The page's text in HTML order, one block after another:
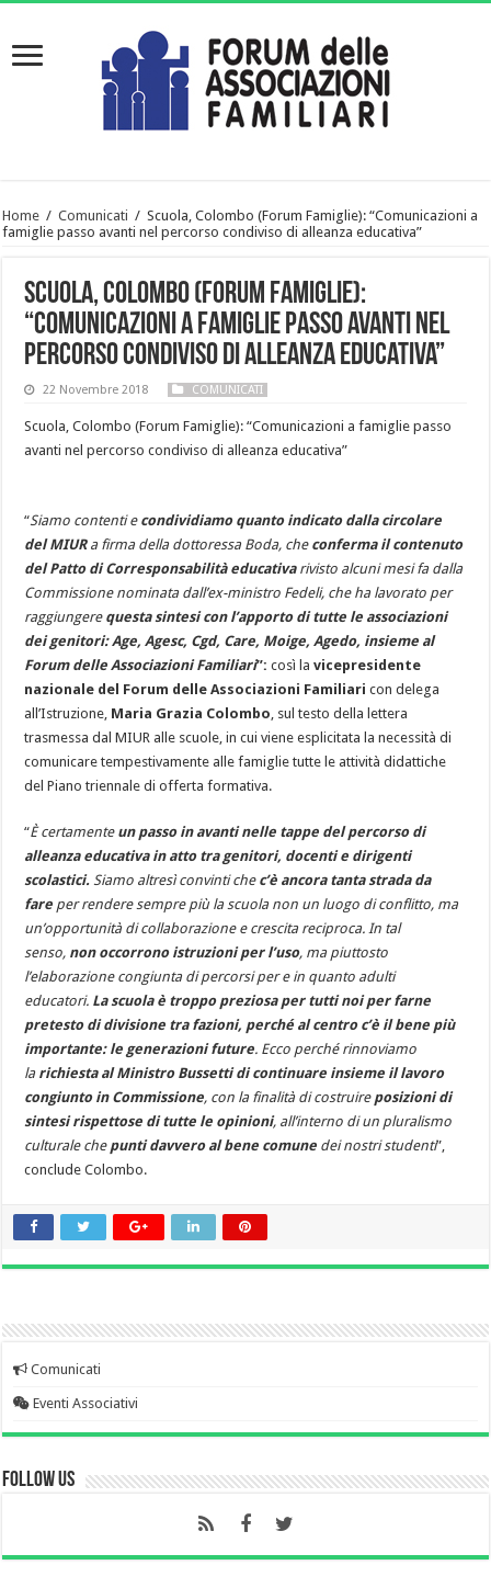
Home / Comunicati / Scuola, Colombo (Forum Famiglie): “Comunicazioni a
famiglie passo avanti nel percorso condiviso di alleanza educativa”
Scuola, Colombo (Forum Famiglie):
“Comunicazioni a famiglie passo avanti nel
percorso condiviso di alleanza educativa”
22 Novembre 2018 COMUNICATI
Scuola, Colombo (Forum Famiglie): “Comunicazioni a famiglie passo
avanti nel percorso condiviso di alleanza educativa”
“Siamo contenti e condividiamo quanto indicato dalla circolare
del MIURa firma della dottoressa Boda, che conferma il contenuto
del Patto di Corresponsabilità educativarivisto alcuni mesi fa dalla
Commissione nominata dall’ex-ministro Fedeli, che ha lavorato per
raggiungere questa sintesi con l’apporto di tutte le associazioni
dei genitori: Age, Agesc, Cgd, Care, Moige, Agedo, insieme al
Forum delle Associazioni Familiari”: così lavicepresidente
nazionale del Forum delle Associazioni Familiari con delega
all’Istruzione, Maria Grazia Colombo , sul testo della lettera
trasmessa dal MIUR alle scuole, in cui viene esplicitata la necessità di
comunicare tempestivamente alle famiglie tutte le attività didattiche
del Piano triennale di offerta formativa.
“È certamente un passo in avanti nelle tappe del percorso di
alleanza educativa in atto tra genitori, docenti e dirigenti
scolastici. Siamo altresì convinti che c’è ancora tanta strada da
fare per rendere sempre più la scuola non un luogo di conflitto, ma
un’opportunità di collaborazione e crescita reciproca. In tal
senso, non occorrono istruzioni per l’uso, ma piuttosto
l’elaborazione congiunta di percorsi per e in quanto adulti
educatori. La scuola è troppo preziosa per tutti noi per farne
pretesto di divisione tra fazioni, perché al centro c’è il bene più
importante: le generazioni future. Ecco perché rinnoviamo
la richiesta al Ministro Bussetti di continuare insieme il lavoro
congiunto in Commissione, con la finalità di costruire posizioni di
sintesi rispettose di tutte le opinioni, all’interno di un pluralismo
culturale che punti davvero al bene comune dei nostri studenti”,
conclude Colombo.
Comunicati
Eventi Associativi
Follow Us